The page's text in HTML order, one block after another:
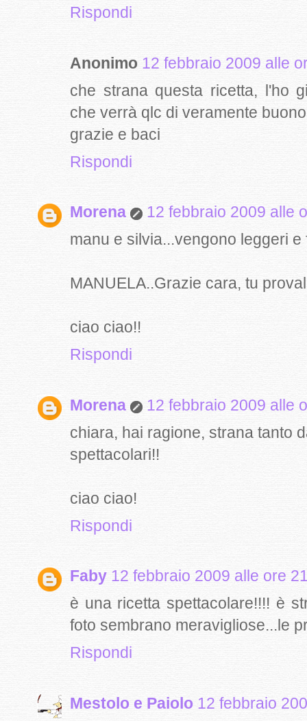
Rispondi
Anonimo 12 febbraio 2009 alle
che strana questa ricetta, l'ho
che verrà qlc di veramente
grazie e baci
Rispondi
Morena
12 febbraio 2009 alle
manu e silvia...vengono leggeri
MANUELA..Grazie cara, tu
ciao ciao!!
Rispondi
Morena
12 febbraio 2009 alle
chiara, hai ragione, strana tanto
spettacolari!!
ciao ciao!
Rispondi
Faby 12 febbraio 2009 alle ore
è una ricetta spettacolare!!!! è
foto sembrano meravigliose...le
Rispondi
Mestolo e Paiolo 12 febbraio